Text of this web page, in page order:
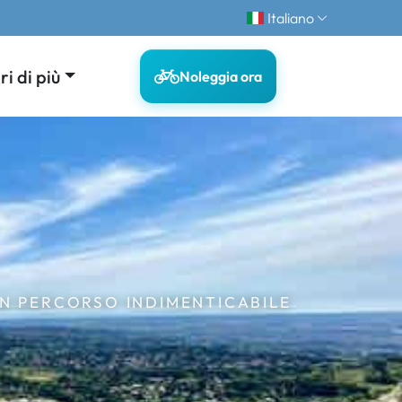
Italiano
di più Noleggia ora
PERCORSO INDIMENTICABILE